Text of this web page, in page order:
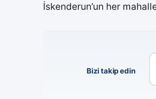
İskenderun’un her
Bizi takip edin